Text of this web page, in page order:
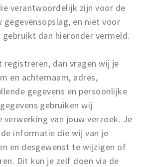
verantwoordelijk zijn voor de
gegevensopslag, en niet voor
gebruikt dan hieronder vermeld.
dan vragen wij je
en achternaam, adres,
gegevens en persoonlijke
gebruiken wij
van jouw verzoek. Je
informatie die wij van je
en desgewenst te wijzigen of
Dit kun je zelf doen via de